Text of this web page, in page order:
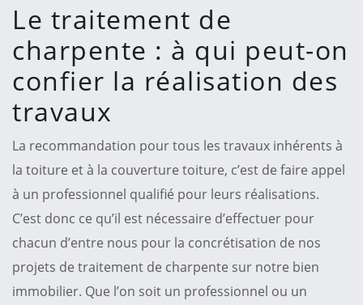
Le traitement de
charpente : à qui peut-on
confier la réalisation des
travaux
La recommandation pour tous les travaux inhérents à
la toiture et à la couverture toiture, c’est de faire appel
à un professionnel qualifié pour leurs réalisations.
C’est donc ce qu’il est nécessaire d’effectuer pour
chacun d’entre nous pour la concrétisation de nos
projets de traitement de charpente sur notre bien
immobilier. Que l’on soit un professionnel ou un